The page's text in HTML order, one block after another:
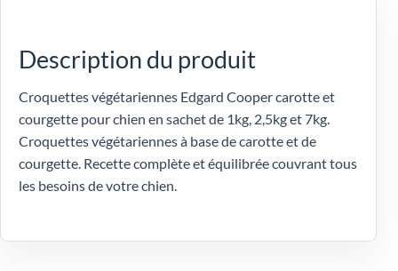
Description du produit
Croquettes végétariennes Edgard Cooper carotte et
courgette pour chien en sachet de 1kg, 2,5kg et 7kg.
Croquettes végétariennes à base de carotte et de
courgette. Recette complète et équilibrée couvrant tous
les besoins de votre chien.